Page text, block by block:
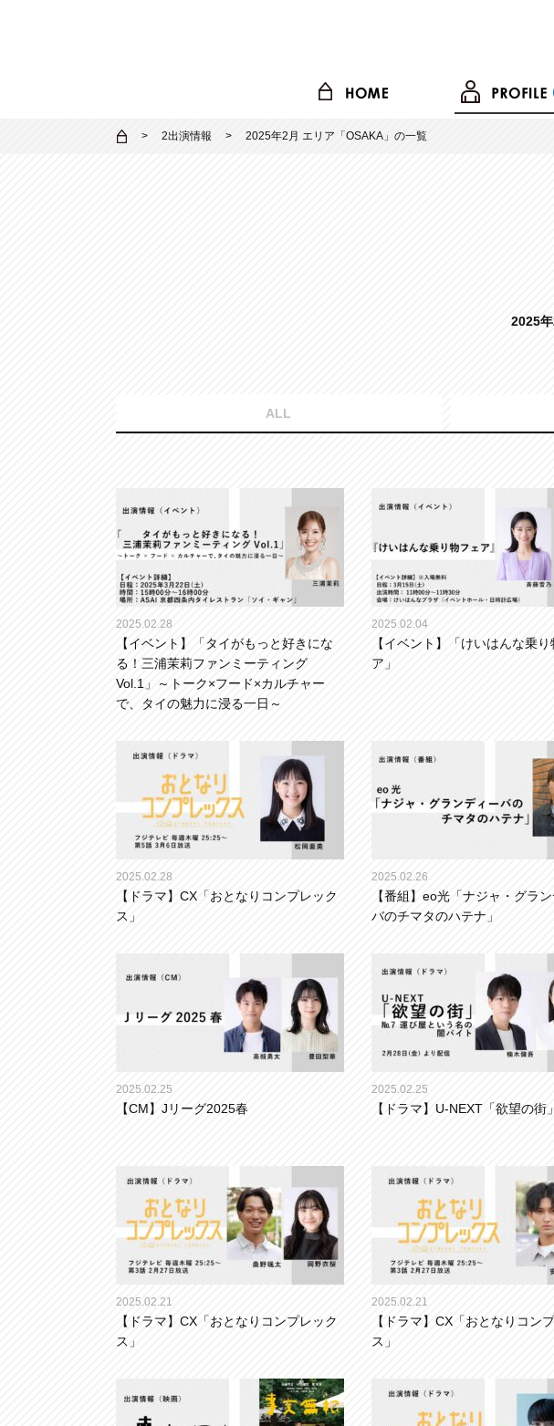
2出演情報 2025年2月 エリア「OSAKA」の一覧
2025
ALL
2025.02.28
【イベント】「タイがもっと好きにな
る！三浦茉莉ファンミーティング
Vol.1」～トーク×フード×カルチャー
で、タイの魅力に浸る一日～
2025.02.04
【イベント】「けいはんな乗り
ア」
2025.02.28
【ドラマ】CX「おとなりコンプレック
ス」
2025.02.26
【番組】eo光「ナジャ・グラ
バのチマタのハテナ」
2025.02.25
【CM】Jリーグ2025春
2025.02.25
【ドラマ】U-NEXT「欲望の街」
2025.02.21
【ドラマ】CX「おとなりコンプレック
ス」
2025.02.21
【ドラマ】CX「おとなりコン
ス」